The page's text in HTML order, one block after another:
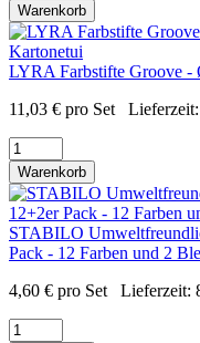
Warenkorb
LYRA Farbstifte Groove -
11,03 € pro Set Lieferzeit:
Warenkorb
STABILO
Pack - 12 Farben und 2
4,60 € pro Set Lieferzeit: